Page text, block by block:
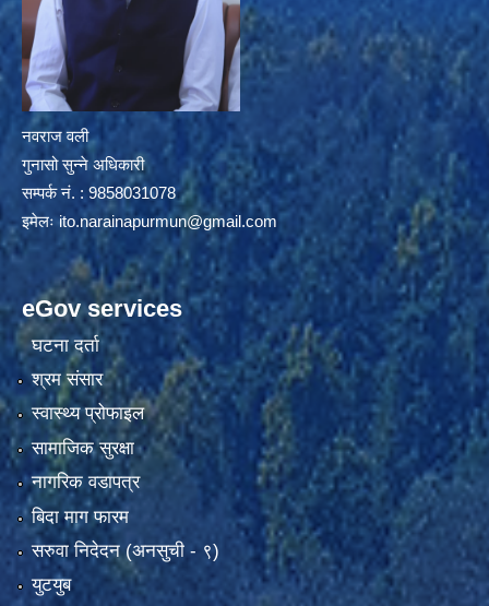
नवराज वली
गुनासो सुन्ने अधिकारी
सम्पर्क नं. : 9858031078
इमेलःito.narainapurmun@gmail.com
eGov services
घटना दर्ता
श्रम संसार
स्वास्थ्य प्रोफाइल
सामाजिक सुरक्षा
नागरिक वडापत्र
बिदा माग फारम
सरुवा निदेदन (अनसुची - ९)
युटयुब